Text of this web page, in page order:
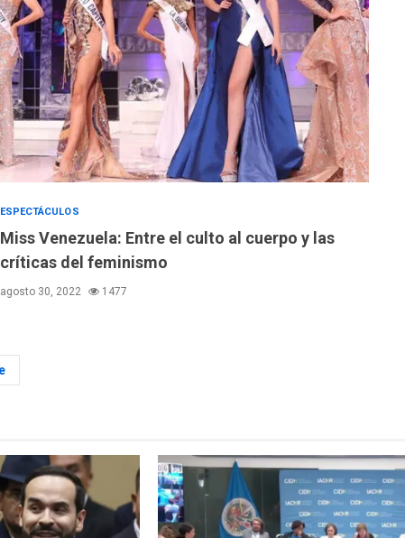
ESPECTÁCULOS
Miss Venezuela: Entre el culto al cuerpo y las
críticas del feminismo
agosto 30, 2022 1477